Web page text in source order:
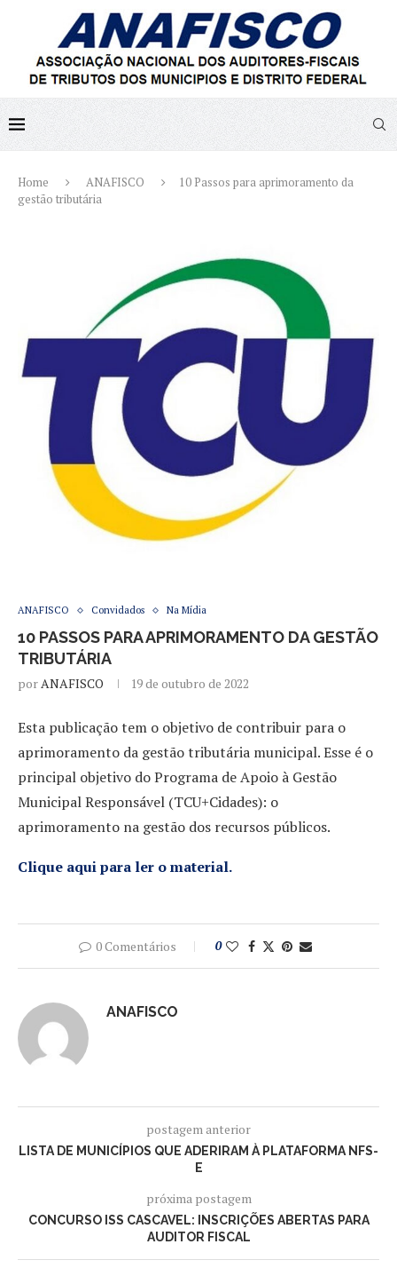
Home ANAFISCO
10 Passos para aprimoramento da
gestão tributária
ANAFISCO Convidados Na Mídia
10 PASSOS PARA APRIMORAMENTO DA GESTÃO
TRIBUTÁRIA
porANAFISCO 19 de outubro de 2022
Esta publicação tem o objetivo de contribuir para o
aprimoramento da gestão tributária municipal. Esse é o
principal objetivo do Programa de Apoio à Gestão
Municipal Responsável (TCU+Cidades): o
aprimoramento na gestão dos recursos públicos.
Clique aqui para ler o material.
0 Comentários 0
ANAFISCO
postagem anterior
LISTA DE MUNICÍPIOS QUE ADERIRAM À PLATAFORMA NFS-
E
próxima postagem
CONCURSO ISS CASCAVEL: INSCRIÇÕES ABERTAS PARA
AUDITOR FISCAL